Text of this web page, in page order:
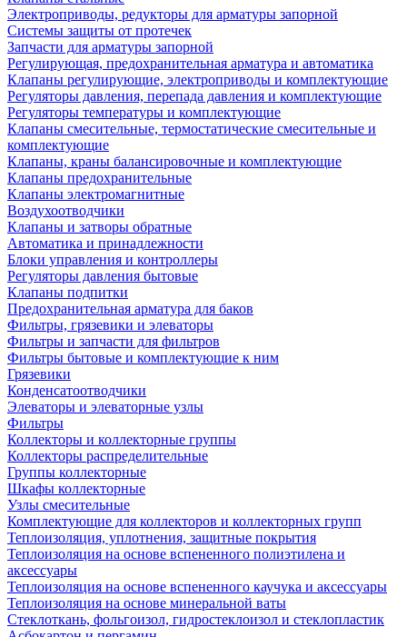
Электроприводы, редукторы для арматуры запорной
Системы защиты от протечек
Запчасти для арматуры запорной
Регулирующая, предохранительная арматура и автоматика
Клапаны регулирующие, электроприводы и комплектующие
Регуляторы давления, перепада давления и комплектующие
Регуляторы температуры и комплектующие
Клапаны смесительные, термостатические смесительные и
комплектующие
Клапаны, краны балансировочные и комплектующие
Клапаны предохранительные
Клапаны электромагнитные
Воздухоотводчики
Клапаны и затворы обратные
Автоматика и принадлежности
Блоки управления и контроллеры
Регуляторы давления бытовые
Клапаны подпитки
Предохранительная арматура для баков
Фильтры, грязевики и элеваторы
Фильтры и запчасти для фильтров
Фильтры бытовые и комплектующие к ним
Грязевики
Конденсатоотводчики
Элеваторы и элеваторные узлы
Фильтры
Коллекторы и коллекторные группы
Коллекторы распределительные
Группы коллекторные
Шкафы коллекторные
Узлы смесительные
Комплектующие для коллекторов и коллекторных групп
Теплоизоляция, уплотнения, защитные покрытия
Теплоизоляция на основе вспененного полиэтилена и
аксессуары
Теплоизоляция на основе вспененного каучука и аксессуары
Теплоизоляция на основе минеральной ваты
Стеклоткань, фольгоизол, гидростеклоизол и стеклопластик